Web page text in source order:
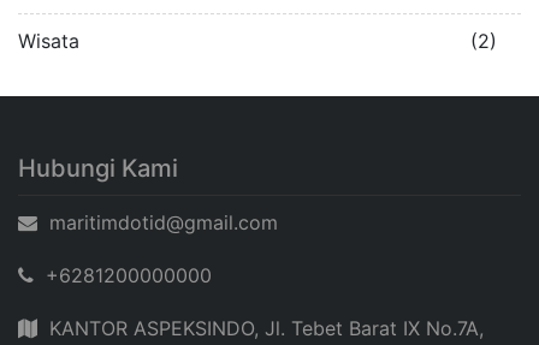
Wisata (2)
Hubungi Kami
maritimdotid@gmail.com
+6281200000000
KANTOR ASPEKSINDO, Jl. Tebet Barat IX No.7A,